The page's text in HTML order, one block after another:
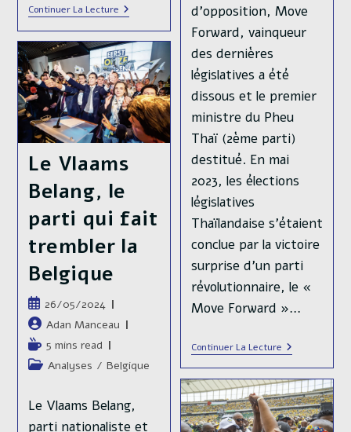
Continuer La LecturePrésidentielle
Américaine
:
Rebondissements
Et
Scandales
D’une
Élection
Hors
Norme.
d'opposition, Move
Forward, vainqueur
des dernières
législatives a été
dissous et le premier
ministre du Pheu
Thaï (2ème parti)
destitué. En mai
2023, les élections
législatives
Thaïlandaise s'étaient
conclue par la victoire
surprise d'un parti
révolutionnaire, le «
Move Forward »…
Continuer La LectureThaïlande
:
Dissolution
Du
Principal
Parti
D’opposition
Le Vlaams
Belang, le
parti qui fait
trembler la
Belgique
Publication
publiée :
26/05/2024
Auteur/autrice
de
la
publication :
Adan Manceau
Temps
de
5 mins read
PostAnalyses / Belgique
Le Vlaams Belang,
parti nationaliste et